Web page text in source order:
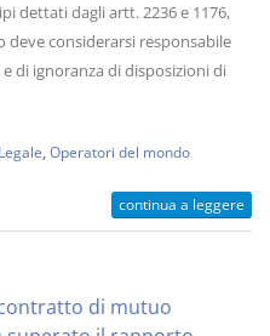
dettati dagli artt. 2236 e 1176,
deve considerarsi responsabile
di ignoranza di disposizioni di
Legale Operatori del mondo
continua a leggere
di mutuo